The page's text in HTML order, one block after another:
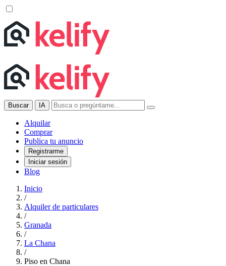
Buscar IA
Alquilar
Comprar
Publica tu anuncio
Registrarme
Iniciar sesión
Blog
Inicio
/
Alquiler de particulares
/
Granada
/
La Chana
/
Piso en Chana